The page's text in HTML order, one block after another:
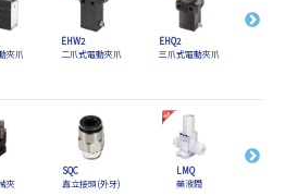
夾爪
EHW2
二爪式電動夾爪
EHQ2
三爪式電動夾爪
夾
SQC
直立接頭(外牙)
LMQ
藥液閥